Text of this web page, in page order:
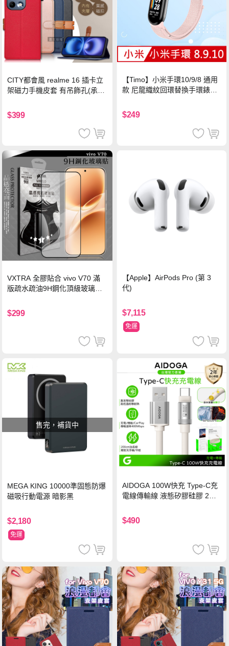
CITY都會風 realme 16 插卡立
架磁力手機皮套 有吊飾孔(承諾
$399
【Timo】小米手環10/9/8 通用
款 尼龍織紋回環替換手環錶帶-
$249
VXTRA 全膠貼合 vivo V70 滿
版疏水疏油9H鋼化頂級玻璃貼
$299
【Apple】AirPods Pro (第 3
代)
$7,115
免運
售完，補貨中
MEGA KING 10000準固態防爆
磁吸行動電源 暗影黑
$2,180
免運
AIDOGA 100W快充 Type-C充
電線傳輸線 液態矽膠硅膠 2M
$490